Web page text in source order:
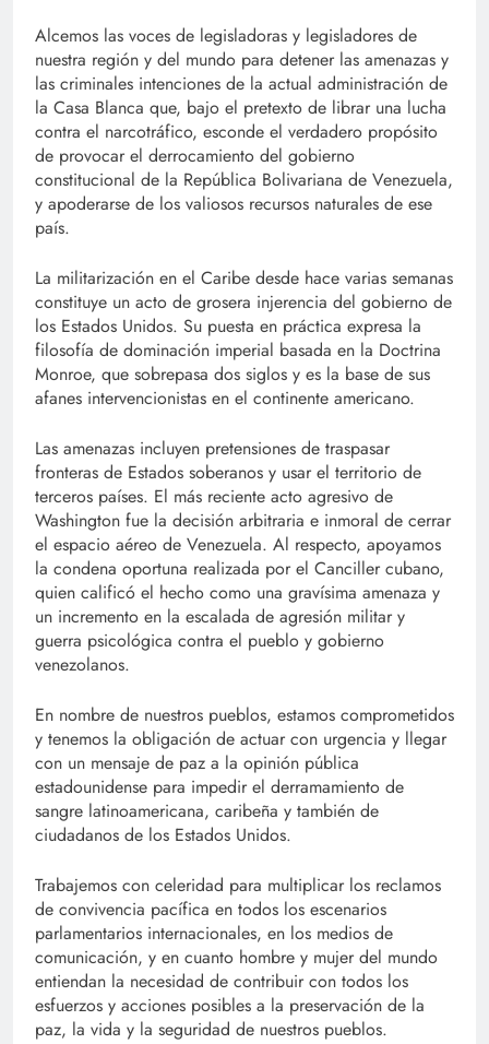
Alcemos las voces de legisladoras y legisladores de
nuestra región y del mundo para detener las amenazas y
las criminales intenciones de la actual administración de
la Casa Blanca que, bajo el pretexto de librar una lucha
contra el narcotráfico, esconde el verdadero propósito
de provocar el derrocamiento del gobierno
constitucional de la República Bolivariana de Venezuela,
y apoderarse de los valiosos recursos naturales de ese
país.
La militarización en el Caribe desde hace varias semanas
constituye un acto de grosera injerencia del gobierno de
los Estados Unidos. Su puesta en práctica expresa la
filosofía de dominación imperial basada en la Doctrina
Monroe, que sobrepasa dos siglos y es la base de sus
afanes intervencionistas en el continente americano.
Las amenazas incluyen pretensiones de traspasar
fronteras de Estados soberanos y usar el territorio de
terceros países. El más reciente acto agresivo de
Washington fue la decisión arbitraria e inmoral de cerrar
el espacio aéreo de Venezuela. Al respecto, apoyamos
la condena oportuna realizada por el Canciller cubano,
quien calificó el hecho como una gravísima amenaza y
un incremento en la escalada de agresión militar y
guerra psicológica contra el pueblo y gobierno
venezolanos.
En nombre de nuestros pueblos, estamos comprometidos
y tenemos la obligación de actuar con urgencia y llegar
con un mensaje de paz a la opinión pública
estadounidense para impedir el derramamiento de
sangre latinoamericana, caribeña y también de
ciudadanos de los Estados Unidos.
Trabajemos con celeridad para multiplicar los reclamos
de convivencia pacífica en todos los escenarios
parlamentarios internacionales, en los medios de
comunicación, y en cuanto hombre y mujer del mundo
entiendan la necesidad de contribuir con todos los
esfuerzos y acciones posibles a la preservación de la
paz, la vida y la seguridad de nuestros pueblos.